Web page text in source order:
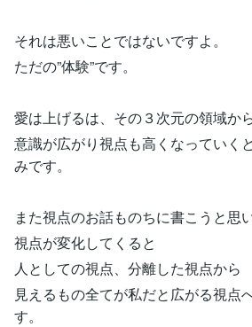
それは悪いことではないですよ。
ただの”体験”です。
愛は上げるは、その３次元の領域か
意識が広がり視点も高くなっていく
みです。
また視点のお話ものちに書こうと思
視点が変化してくると
人としての視点、分離した視点から
見えるもの全てが私だと広がる視点
す。